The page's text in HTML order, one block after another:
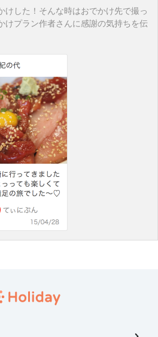
けした！そんな時はおでかけ先で撮っ
けプラン作者さんに感謝の気持ちを伝